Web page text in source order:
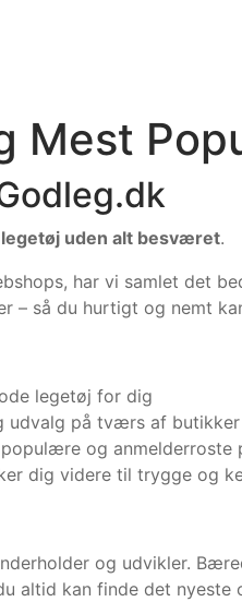
Mest
uden alt besværet.
har vi samlet det
– så du hurtigt og nemt
legetøj for dig
udvalg på tværs af butikker
og anmelderroste
dig videre til trygge og
og udvikler.
altid kan finde det